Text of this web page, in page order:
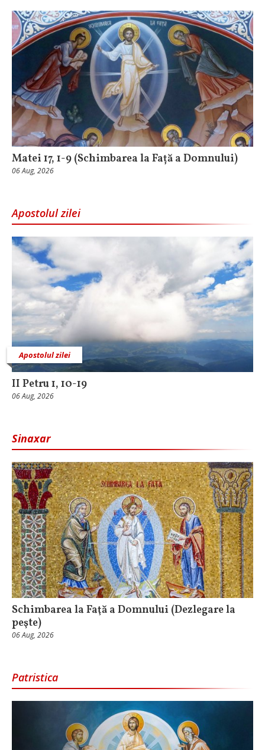
Matei 17, 1-9 (Schimbarea la Față a Domnului)
06 Aug, 2026
Apostolul zilei
Apostolul zilei
II Petru 1, 10-19
06 Aug, 2026
Sinaxar
Schimbarea la Faţă a Domnului (Dezlegare la
peşte)
06 Aug, 2026
Patristica